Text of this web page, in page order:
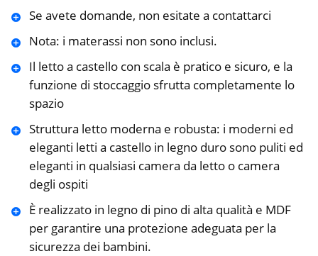
Se avete domande, non esitate a contattarci
Nota: i materassi non sono inclusi.
Il letto a castello con scala è pratico e sicuro, e la
funzione di stoccaggio sfrutta completamente lo
spazio
Struttura letto moderna e robusta: i moderni ed
eleganti letti a castello in legno duro sono puliti ed
eleganti in qualsiasi camera da letto o camera
degli ospiti
È realizzato in legno di pino di alta qualità e MDF
per garantire una protezione adeguata per la
sicurezza dei bambini.